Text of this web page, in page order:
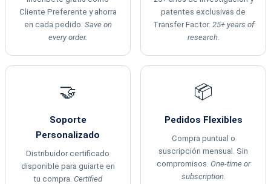
Cliente Preferente y ahorra
en cada pedido. Save on
every order.
patentes exclusivas de
Transfer Factor. 25+ years of
research.
🤝
Soporte
Personalizado
Distribuidor certificado
disponible para guiarte en
tu compra. Certified
📦
Pedidos Flexibles
Compra puntual o
suscripción mensual. Sin
compromisos. One-time or
subscription.